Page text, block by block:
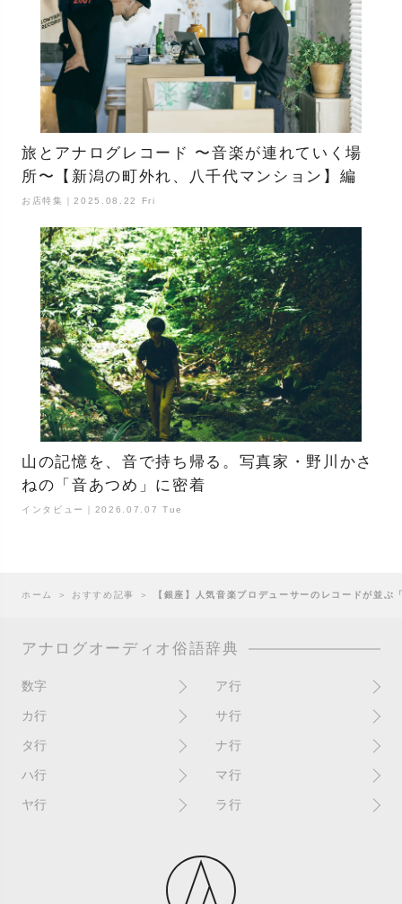
旅とアナログレコード 〜音楽が連れていく場
所〜【新潟の町外れ、八千代マンション】編
お店特集｜2025.08.22 Fri
山の記憶を、音で持ち帰る。写真家・野川かさ
ねの「音あつめ」に密着
インタビュー｜2026.07.07 Tue
ホーム ＞ おすすめ記事 ＞ 【銀座】人気音楽プロデューサーのレコードが並
アナログオーディオ俗語辞典
数字
10インチ
4チャンネル
ア行
RPM(33,45)
赤盤
アセテート盤
EPアダプター
インシュレーター
インナースリーブ
カ行
書き込み
歌詞記載ジャケット
ガチャ盤
サ行
サイン
CDJ
シールド盤
シュリンク残存
白盤
針圧
タ行
ターンテーブル
ダイナフレックス
ナ行
2枚使い
ン）
ハ行
ハウリング
マ行
マスターテンポ
マトリックス番号
未開封
ミキサー
ヤ行 ラ行
リイシュー / 再発
リミックス